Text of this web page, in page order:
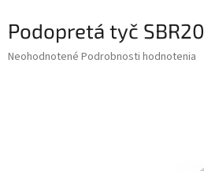
Podopretá tyč SBR20
Priemerné
Neohodnotené Podrobnosti hodnotenia